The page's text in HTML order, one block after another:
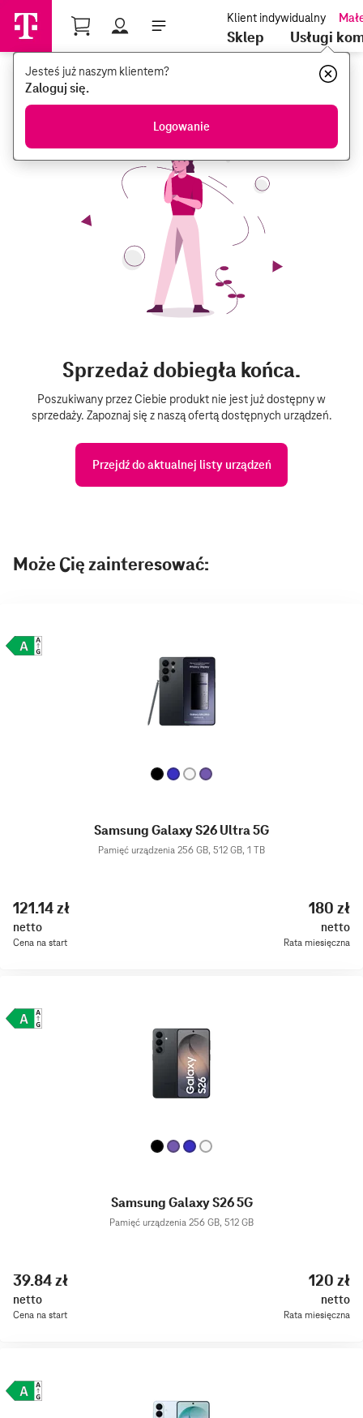
Profil
Sklep Usługi
Sprzedaż dobiegła końca.
Poszukiwany przez Ciebie produkt nie jest już dostępny w
sprzedaży. Zapoznaj się z naszą ofertą dostępnych urządzeń.
Przejdź do aktualnej listy urządzeń
Może Cię zainteresować:
Samsung Galaxy S26 Ultra 5G
Pamięć urządzenia 256 GB, 512 GB, 1 TB
121.14 zł
netto
Cena na start
180 zł
netto
Rata miesięczna
Samsung Galaxy S26 5G
Pamięć urządzenia 256 GB, 512 GB
39.84 zł
netto
Cena na start
120 zł
netto
Rata miesięczna
Jesteś już naszym klientem?
Zaloguj się.
Logowanie
Jesteś już naszym klientem?
Zaloguj się.
Logowanie